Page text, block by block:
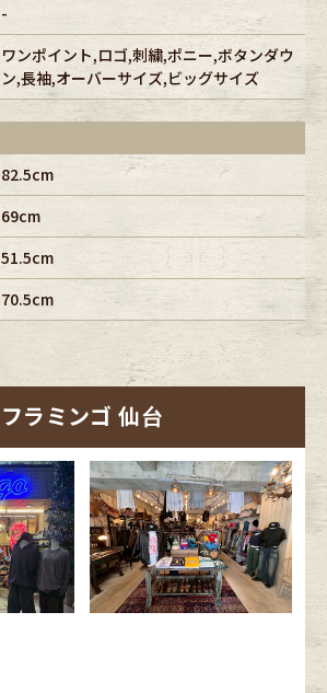
-
ワンポイント,ロゴ,刺繍,ポニー,ボタンダウ
ン,長袖,オーバーサイズ,ビッグサイズ
82.5cm
69cm
51.5cm
70.5cm
フラミンゴ 仙台